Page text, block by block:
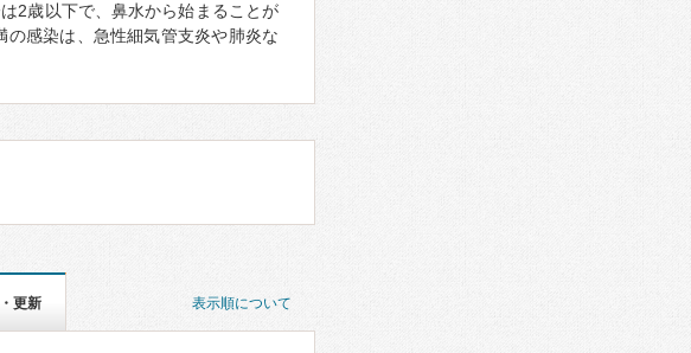
2歳以下で、鼻水から始まることが
感染は、急性細気管支炎や肺炎な
表示順について
更新